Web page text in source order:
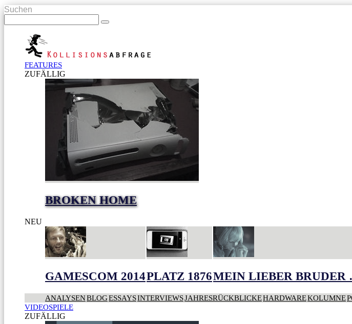
Suchen
FEATURES
ZUFÄLLIG
BROKEN HOME
NEU
GAMESCOM 2014PLATZ 1876MEIN LIEBER BRUDER
ANALYSENBLOGESSAYSINTERVIEWSJAHRESRÜCKBLICKEHARDWAREKOLUMNE
VIDEOSPIELE
ZUFÄLLIG